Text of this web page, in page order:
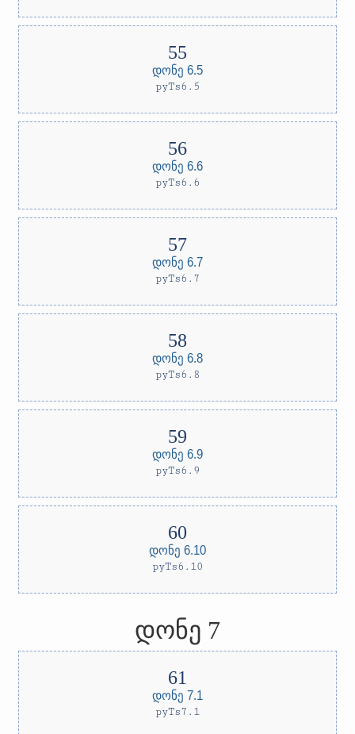
დონე 6.5
pyTs6.5
დონე 6.6
pyTs6.6
დონე 6.7
pyTs6.7
დონე 6.8
pyTs6.8
დონე 6.9
pyTs6.9
დონე 6.10
pyTs6.10
დონე 7
დონე 7.1
pyTs7.1